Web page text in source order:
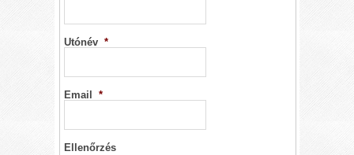
Utónév *
Email *
Ellenőrzés